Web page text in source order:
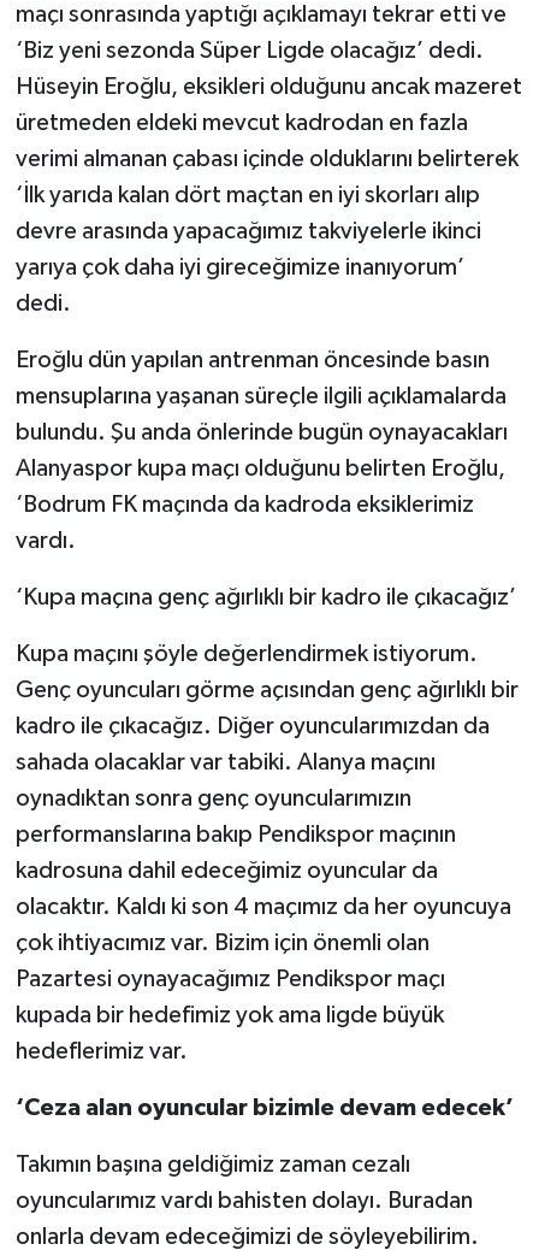
maçı sonrasında yaptığı açıklamayı tekrar etti ve
‘Biz yeni sezonda Süper Ligde olacağız’ dedi.
Hüseyin Eroğlu, eksikleri olduğunu ancak mazeret
üretmeden eldeki mevcut kadrodan en fazla
verimi almanan çabası içinde olduklarını belirterek
‘İlk yarıda kalan dört maçtan en iyi skorları alıp
devre arasında yapacağımız takviyelerle ikinci
yarıya çok daha iyi gireceğimize inanıyorum’
dedi.
Eroğlu dün yapılan antrenman öncesinde basın
mensuplarına yaşanan süreçle ilgili açıklamalarda
bulundu. Şu anda önlerinde bugün oynayacakları
Alanyaspor kupa maçı olduğunu belirten Eroğlu,
‘Bodrum FK maçında da kadroda eksiklerimiz
vardı.
‘Kupa maçına genç ağırlıklı bir kadro ile çıkacağız’
Kupa maçını şöyle değerlendirmek istiyorum.
Genç oyuncuları görme açısından genç ağırlıklı bir
kadro ile çıkacağız. Diğer oyuncularımızdan da
sahada olacaklar var tabiki. Alanya maçını
oynadıktan sonra genç oyuncularımızın
performanslarına bakıp Pendikspor maçının
kadrosuna dahil edeceğimiz oyuncular da
olacaktır. Kaldı ki son 4 maçımız da her oyuncuya
çok ihtiyacımız var. Bizim için önemli olan
Pazartesi oynayacağımız Pendikspor maçı
kupada bir hedefimiz yok ama ligde büyük
hedeflerimiz var.
‘Ceza alan oyuncular bizimle devam edecek’
Takımın başına geldiğimiz zaman cezalı
oyuncularımız vardı bahisten dolayı. Buradan
onlarla devam edeceğimizi de söyleyebilirim.